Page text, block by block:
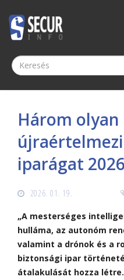
Három
iparágat
2026. 01. 19.
„A mesterséges
hulláma, az autonóm
valamint a drónok és a
biztonsági ipar
átalakulását hozza